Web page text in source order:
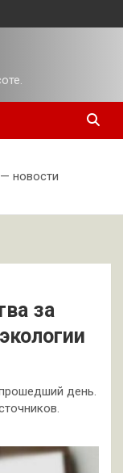
новости
за
день.